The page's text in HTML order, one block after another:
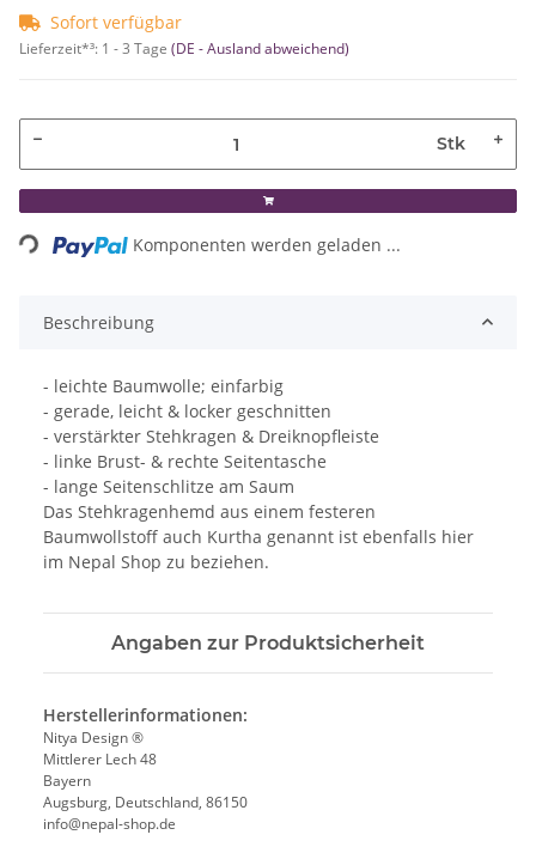
Sofort verfügbar
Lieferzeit*³: 1 - 3 Tage (DE - Ausland abweichend)
Stk
Loading... Komponenten werden geladen ...
Beschreibung
- leichte Baumwolle; einfarbig
- gerade, leicht & locker geschnitten
- verstärkter Stehkragen & Dreiknopfleiste
- linke Brust- & rechte Seitentasche
- lange Seitenschlitze am Saum
Das Stehkragenhemd aus einem festeren
Baumwollstoff auch Kurtha genannt ist ebenfalls hier
im Nepal Shop zu beziehen.
Angaben zur Produktsicherheit
Herstellerinformationen:
Nitya Design ®
Mittlerer Lech 48
Bayern
Augsburg, Deutschland, 86150
info@nepal-shop.de